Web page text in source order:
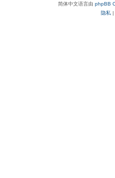
简体中文语言由 phpBB
隐私 |